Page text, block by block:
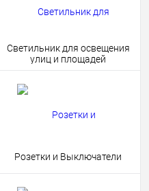
Светильник для освещения
улиц и площадей
Розетки и Выключатели